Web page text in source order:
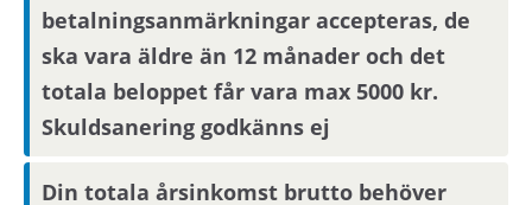
Visningsinformation
Om du är en av dem som blir aktuell för en
bostad kommer du att bli inbjuden till visning
eller få ny kompletterande information i form av
bilder/video eller rangordning.
betalningsanmärkningar accepteras, de
ska vara äldre än 12 månader och det
totala beloppet får vara max 5000 kr.
Skuldsanering godkänns ej
Din totala årsinkomst brutto behöver